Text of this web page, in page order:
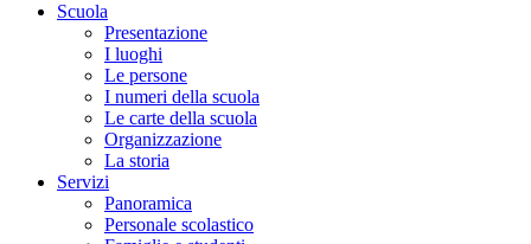
Scuola
Presentazione
I luoghi
Le persone
I numeri della scuola
Le carte della scuola
Organizzazione
La storia
Servizi
Panoramica
Personale scolastico